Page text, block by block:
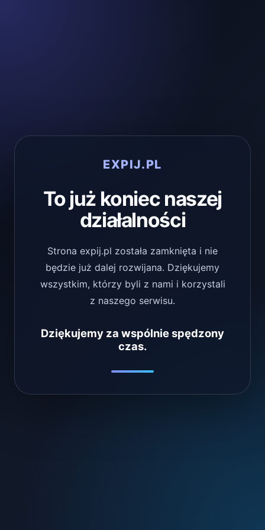
EXPIJ.PL
To już koniec naszej
działalności
Strona expij.pl została zamknięta i nie
będzie już dalej rozwijana. Dziękujemy
wszystkim, którzy byli z nami i korzystali
z naszego serwisu.
Dziękujemy za wspólnie spędzony
czas.